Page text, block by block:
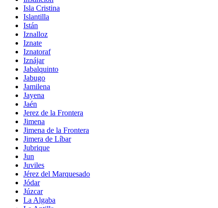
Isla Cristina
Islantilla
Istán
Iznalloz
Iznate
Iznatoraf
Iznájar
Jabalquinto
Jabugo
Jamilena
Jayena
Jaén
Jerez de la Frontera
Jimena
Jimena de la Frontera
Jimera de Líbar
Jubrique
Jun
Juviles
Jérez del Marquesado
Jódar
Júzcar
La Algaba